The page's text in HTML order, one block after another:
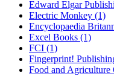
Edward Elgar
Electric Monkey (1)
Encyclopaedia
Excel Books (1)
FCI (1)
Fingerprint!
Food and Agriculture